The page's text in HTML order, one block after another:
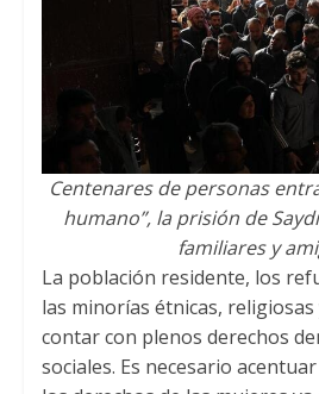
Centenares de personas
humano”, la prisión de
familiares y
La población residente, los
las minorías étnicas,
contar con plenos derechos
sociales. Es necesario